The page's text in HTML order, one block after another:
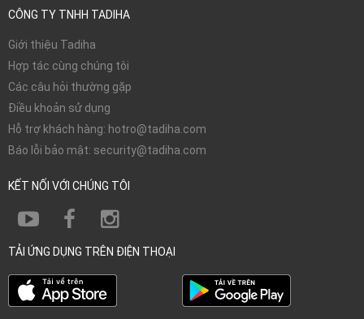
CÔNG TY TNHH TADIHA
Giới thiệu Tadiha
Hợp tác cùng chúng tôi
Các câu hỏi thường gặp
Điều khoản sử dụng
Hỗ trợ khách hàng: hotro@tadiha.com
Báo lỗi bảo mật: security@tadiha.com
KẾT NỐI VỚI CHÚNG TÔI
TẢI ỨNG DỤNG TRÊN ĐIỆN THOẠI